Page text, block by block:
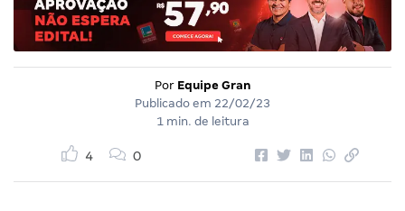
Por Equipe Gran
Publicado em 22/02/23
1 min. de leitura
4 0